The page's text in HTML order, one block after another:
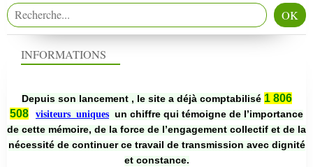
INFORMATIONS
Depuis son lancement , le site a déjà comptabilisé 1 806
508
visiteurs uniques un chiffre qui témoigne de l’importance
de cette mémoire, de la force de l’engagement collectif et de la
nécessité de continuer ce travail de transmission avec dignité
et constance.